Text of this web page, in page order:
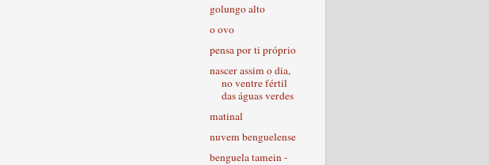
golungo alto
o ovo
pensa por ti próprio
nascer assim o dia,
no ventre fértil
das águas verdes
matinal
nuvem benguelense
benguela tamein -